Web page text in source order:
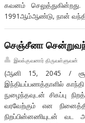
கவனம்
1991ஆம்ஆண்டு, நான்
செஞ்சீனா
இலக்குவனார் திருவள்ளுவன்
(ஆனி 15, 2045 /
இந்தியப்பணத்தாளில்
நுழைந்தவுடன் சிகப்பு
வரவேற்கும் என
நிறப்பின்னணியுடன் வட